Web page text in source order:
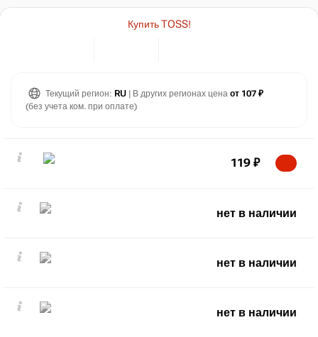
Купить TOSS!
Текущий регион: RU | В других регионах цена от 107 ₽
(без учета ком. при оплате)
119 ₽
нет в наличии
нет в наличии
нет в наличии